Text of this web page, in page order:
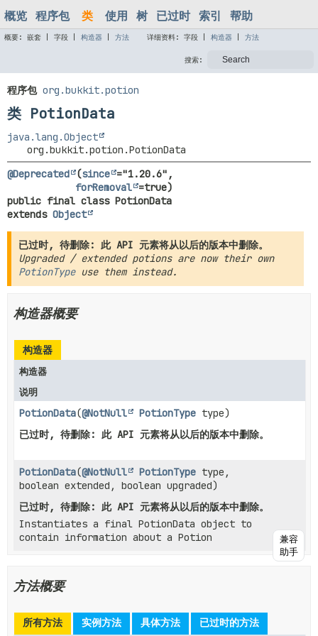
概览 程序包 类 使用 树 已过时 索引 帮助
概要: 嵌套 | 字段 | 构造器 方法 详细资料: 字段 | 构造器 方法
搜索:
程序包 org.bukkit.potion
类 PotionData
java.lang.Object
org.bukkit.potion.PotionData
@Deprecated
(since ="1.20.6",
forRemoval
public final class PotionData
extends Object
已过时, 待删除: 此 API 元素将从以后的版本中删除。
Upgraded / extended potions are now their own
PotionTypeuse them instead.
构造器概要
构造器
构造器
说明
PotionData(@NotNull PotionType type)
已过时, 待删除: 此 API 元素将从以后的版本中删除。
PotionData(@NotNull PotionType type,
boolean extended, boolean upgraded)
已过时, 待删除: 此 API 元素将从以后的版本中删除。
Instantiates a final PotionData object to
contain information about a Potion
方法概要
所有方法 实例方法 具体方法 已过时的方法
兼容
助手